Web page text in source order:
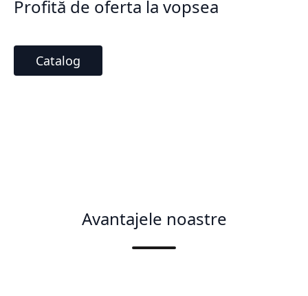
Profită de oferta la vopsea
Catalog
Avantajele noastre